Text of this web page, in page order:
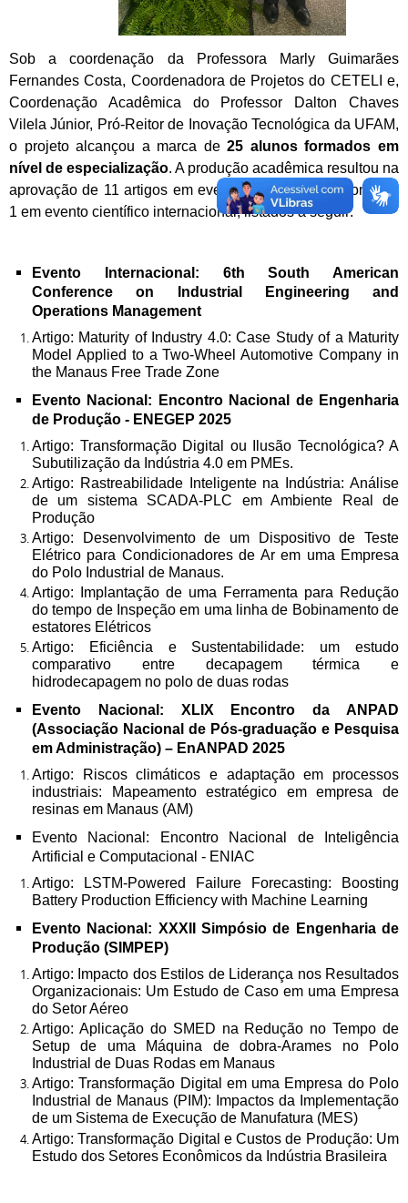
Sob a coordenação da Professora Marly Guimarães
Fernandes Costa, Coordenadora de Projetos do CETELI e,
Coordenação Acadêmica do Professor Dalton Chaves
Vilela Júnior, Pró-Reitor de Inovação Tecnológica da UFAM,
o projeto alcançou a marca de25 alunos formados em
nível de especialização. A produção acadêmica resultou na
aprovação de 11 artigos em eventos científicos nacionais e
1 em evento científico internacional, listados a seguir:
Evento Internacional: 6th South American
Conference on Industrial Engineering and
Operations Management
Artigo: Maturity of Industry 4.0: Case Study of a Maturity
Model Applied to a Two-Wheel Automotive Company in
the Manaus Free Trade Zone
Evento Nacional: Encontro Nacional de Engenharia
de Produção - ENEGEP 2025
Artigo: Transformação Digital ou Ilusão Tecnológica? A
Subutilização da Indústria 4.0 em PMEs.
Artigo: Rastreabilidade Inteligente na Indústria: Análise
de um sistema SCADA-PLC em Ambiente Real de
Produção
Artigo: Desenvolvimento de um Dispositivo de Teste
Elétrico para Condicionadores de Ar em uma Empresa
do Polo Industrial de Manaus.
Artigo: Implantação de uma Ferramenta para Redução
do tempo de Inspeção em uma linha de Bobinamento de
estatores Elétricos
Artigo: Eficiência e Sustentabilidade: um estudo
comparativo entre decapagem térmica e
hidrodecapagem no polo de duas rodas
Evento Nacional: XLIX Encontro da ANPAD
(Associação Nacional de Pós-graduação e Pesquisa
em Administração) – EnANPAD 2025
Artigo: Riscos climáticos e adaptação em processos
industriais: Mapeamento estratégico em empresa de
resinas em Manaus (AM)
Evento Nacional: Encontro Nacional de Inteligência
Artificial e Computacional - ENIAC
Artigo: LSTM-Powered Failure Forecasting: Boosting
Battery Production Efficiency with Machine Learning
Evento Nacional: XXXII Simpósio de Engenharia de
Produção (SIMPEP)
Artigo: Impacto dos Estilos de Liderança nos Resultados
Organizacionais: Um Estudo de Caso em uma Empresa
do Setor Aéreo
Artigo: Aplicação do SMED na Redução no Tempo de
Setup de uma Máquina de dobra-Arames no Polo
Industrial de Duas Rodas em Manaus
Artigo: Transformação Digital em uma Empresa do Polo
Industrial de Manaus (PIM): Impactos da Implementação
de um Sistema de Execução de Manufatura (MES)
Artigo: Transformação Digital e Custos de Produção: Um
Estudo dos Setores Econômicos da Indústria Brasileira